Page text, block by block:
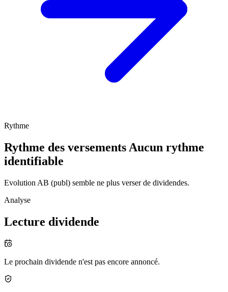
Rythme
Rythme des versements Aucun rythme
identifiable
Evolution AB (publ) semble ne plus verser de dividendes.
Analyse
Lecture dividende
Le prochain dividende n'est pas encore annoncé.